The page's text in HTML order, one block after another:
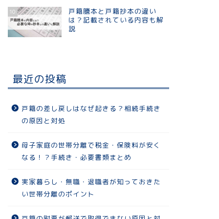
10
戸籍謄本と戸籍抄本の違い
は？記載されている内容も解
説
最近の投稿
戸籍の差し戻しはなぜ起きる？相続手続き
の原因と対処
母子家庭の世帯分離で税金・保険料が安く
なる！？手続き・必要書類まとめ
実家暮らし・無職・退職者が知っておきた
い世帯分離のポイント